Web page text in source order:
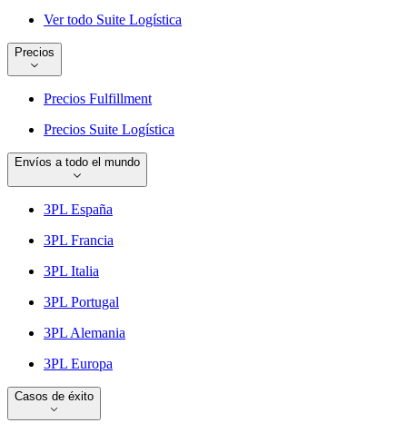
Ver todo Suite Logística
Precios
Precios Fulfillment
Precios Suite Logística
Envíos a todo el mundo
3PL España
3PL Francia
3PL Italia
3PL Portugal
3PL Alemania
3PL Europa
Casos de éxito